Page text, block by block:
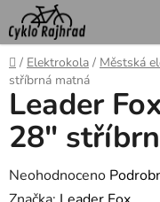
Přejít
na
obsah
Domů
/ Elektrokola / Městská
stříbrná matná
Leader
28"
Průměrné
Neohodnoceno